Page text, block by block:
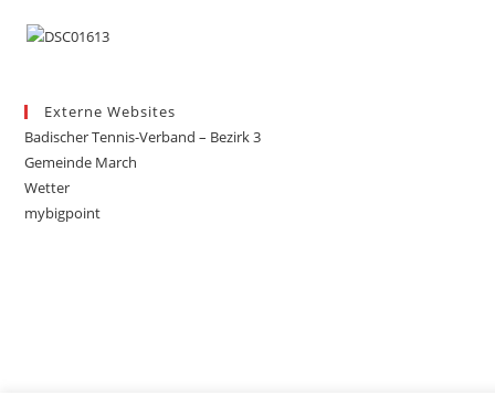
Externe Websites
Badischer Tennis-Verband – Bezirk 3
Gemeinde March
Wetter
mybigpoint